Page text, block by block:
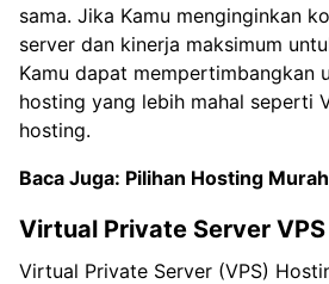
sama. Jika Kamu menginginkan
server dan kinerja maksimum
Kamu dapat mempertimbangkan
hosting yang lebih mahal seperti
hosting.
Baca Juga: Pilihan Hosting Murah
Virtual Private Server
Virtual Private Server (VPS)